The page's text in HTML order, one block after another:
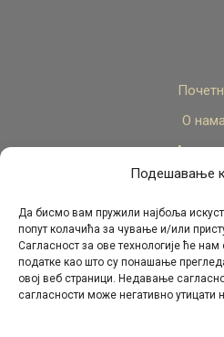
Подешавање
Да бисмо вам пружили најбоља
попут колачића за чување и/или
Сагласност за ове технологије ће
податке као што су понашање
овој веб страници. Недавање
сагласности може негативно утицати
О нама
Стручни